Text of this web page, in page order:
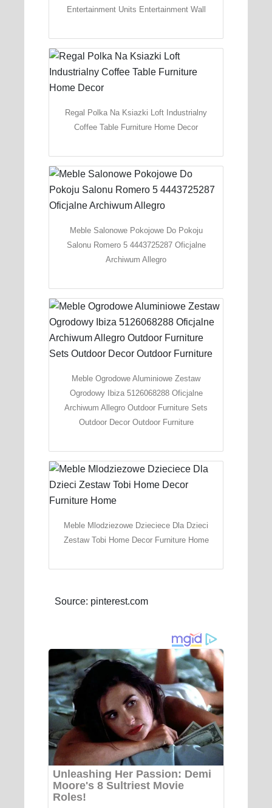
Entertainment Units Entertainment Wall
Regal Polka Na Ksiazki Loft Industrialny
Coffee Table Furniture Home Decor
Meble Salonowe Pokojowe Do Pokoju
Salonu Romero 5 4443725287 Oficjalne
Archiwum Allegro
Meble Ogrodowe Aluminiowe Zestaw
Ogrodowy Ibiza 5126068288 Oficjalne
Archiwum Allegro Outdoor Furniture Sets
Outdoor Decor Outdoor Furniture
Meble Mlodziezowe Dzieciece Dla Dzieci
Zestaw Tobi Home Decor Furniture Home
Source: pinterest.com